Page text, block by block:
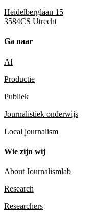
Heidelberglaan 15
3584CS Utrecht
Ga naar
AI
Productie
Publiek
Journalistiek onderwijs
Local journalism
Wie zijn wij
About Journalismlab
Research
Researchers